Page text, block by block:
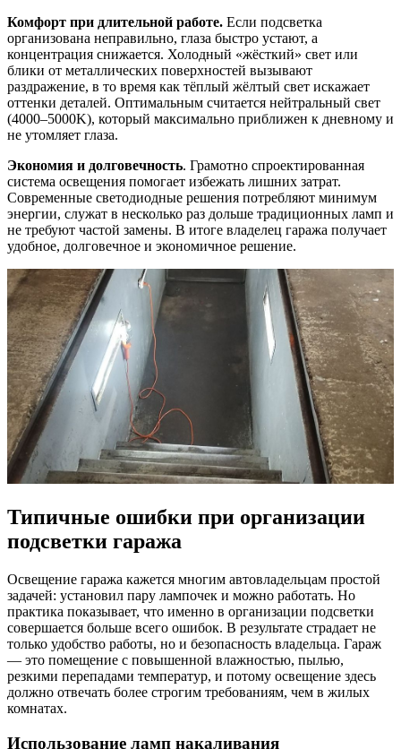
Комфорт при длительной работе. Если подсветка
организована неправильно, глаза быстро устают, а
концентрация снижается. Холодный «жёсткий» свет или
блики от металлических поверхностей вызывают
раздражение, в то время как тёплый жёлтый свет искажает
оттенки деталей. Оптимальным считается нейтральный свет
(4000–5000K), который максимально приближен к дневному и
не утомляет глаза.
Экономия и долговечность. Грамотно спроектированная
система освещения помогает избежать лишних затрат.
Современные светодиодные решения потребляют минимум
энергии, служат в несколько раз дольше традиционных ламп и
не требуют частой замены. В итоге владелец гаража получает
удобное, долговечное и экономичное решение.
Типичные ошибки при организации
подсветки гаража
Освещение гаража кажется многим автовладельцам простой
задачей: установил пару лампочек и можно работать. Но
практика показывает, что именно в организации подсветки
совершается больше всего ошибок. В результате страдает не
только удобство работы, но и безопасность владельца. Гараж
— это помещение с повышенной влажностью, пылью,
резкими перепадами температур, и потому освещение здесь
должно отвечать более строгим требованиям, чем в жилых
комнатах.
Использование ламп накаливания